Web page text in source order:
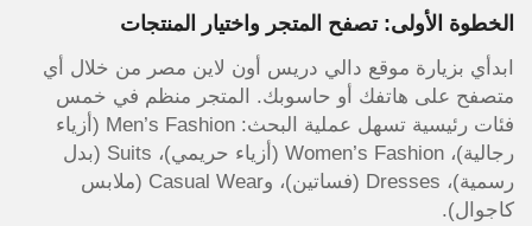
الخطوة الأولى: تصفح المتجر واختيار المنتجات
ابدأي بزيارة موقع دالي دريس أون لاين مصر من خلال أي
متصفح على هاتفك أو حاسوبك. المتجر منظم في خمس
فئات رئيسية تسهل عملية البحث: Men’s Fashion (أزياء
رجالية)، Women’s Fashion (أزياء حريمي)، Suits (بدل
رسمية)، Dresses (فساتين)، وCasual Wear (ملابس
كاجوال).